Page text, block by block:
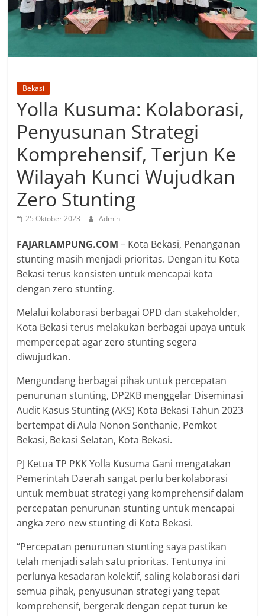
Bekasi
Yolla Kusuma: Kolaborasi,
Penyusunan Strategi
Komprehensif, Terjun Ke
Wilayah Kunci Wujudkan
Zero Stunting
25 Oktober 2023 Admin
FAJARLAMPUNG.COM– Kota Bekasi, Penanganan
stunting masih menjadi prioritas. Dengan itu Kota
Bekasi terus konsisten untuk mencapai kota
dengan zero stunting.
Melalui kolaborasi berbagai OPD dan stakeholder,
Kota Bekasi terus melakukan berbagai upaya untuk
mempercepat agar zero stunting segera
diwujudkan.
Mengundang berbagai pihak untuk percepatan
penurunan stunting, DP2KB menggelar Diseminasi
Audit Kasus Stunting (AKS) Kota Bekasi Tahun 2023
bertempat di Aula Nonon Sonthanie, Pemkot
Bekasi, Bekasi Selatan, Kota Bekasi.
PJ Ketua TP PKK Yolla Kusuma Gani mengatakan
Pemerintah Daerah sangat perlu berkolaborasi
untuk membuat strategi yang komprehensif dalam
percepatan penurunan stunting untuk mencapai
angka zero new stunting di Kota Bekasi.
“Percepatan penurunan stunting saya pastikan
telah menjadi salah satu prioritas. Tentunya ini
perlunya kesadaran kolektif, saling kolaborasi dari
semua pihak, penyusunan strategi yang tepat
komprehensif, bergerak dengan cepat turun ke